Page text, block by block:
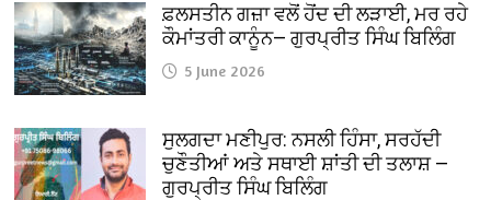
ਫ਼ਲਸਤੀਨ ਗਜ਼ਾ ਵਲੋਂ ਹੋਂਦ ਦੀ ਲੜਾਈ, ਮਰ ਰਹੇ
ਕੌਮਾਂਤਰੀ ਕਾਨੂੰਨ— ਗੁਰਪ੍ਰੀਤ ਸਿੰਘ ਬਿਲਿੰਗ
5 June 2026
ਸੁਲਗਦਾ ਮਣੀਪੁਰ: ਨਸਲੀ ਹਿੰਸਾ, ਸਰਹੱਦੀ
ਚੁਣੌਤੀਆਂ ਅਤੇ ਸਥਾਈ ਸ਼ਾਂਤੀ ਦੀ ਤਲਾਸ਼ —
ਗੁਰਪ੍ਰੀਤ ਸਿੰਘ ਬਿਲਿੰਗ